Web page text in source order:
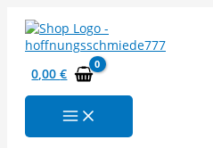
Inhalt
springen
0,00€